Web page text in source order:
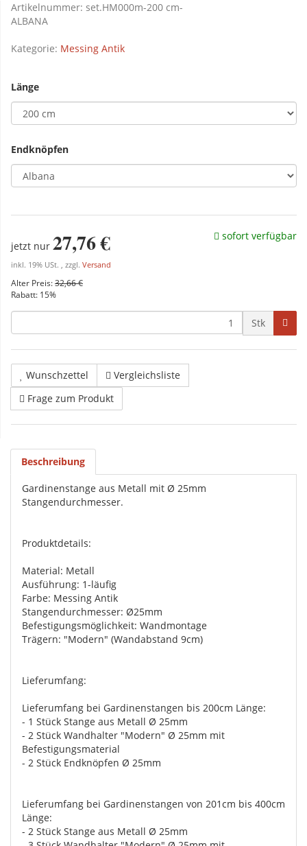
Artikelnummer: set.HM000m-200 cm-
ALBANA
Kategorie: Messing Antik
Länge
Endknöpfen
jetzt nur 27,76 €
inkl. 19% USt. , zzgl. Versand
Alter Preis:32,66 €
Rabatt: 15%
sofort verfügbar
Stk
Wunschzettel
Vergleichsliste
Frage zum Produkt
Beschreibung
Gardinenstange aus Metall mit Ø 25mm
Stangendurchmesser.
Produktdetails:
Material: Metall
Ausführung: 1-läufig
Farbe: Messing Antik
Stangendurchmesser: Ø25mm
Befestigungsmöglichkeit: Wandmontage
Trägern: "Modern" (Wandabstand 9cm)
Lieferumfang:
Lieferumfang bei Gardinenstangen bis 200cm Länge:
- 1 Stück Stange aus Metall Ø 25mm
- 2 Stück Wandhalter "Modern" Ø 25mm mit
Befestigungsmaterial
- 2 Stück Endknöpfen Ø 25mm
Lieferumfang bei Gardinenstangen von 201cm bis 400cm
Länge:
- 2 Stück Stange aus Metall Ø 25mm